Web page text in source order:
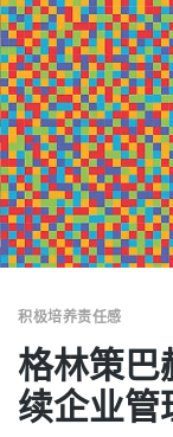
格林策巴
续企业管
积极培养责任感